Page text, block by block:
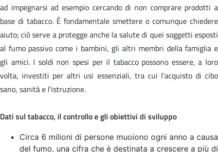
ad impegnarsi ad esempio cercando di non comprare prodotti a
base di tabacco. È fondamentale smettere o comunque chiedere
aiuto; ciò serve a protegge anche la salute di quei soggetti esposti
al fumo passivo come i bambini, gli altri membri della famiglia e
gli amici. I soldi non spesi per il tabacco possono essere, a loro
volta, investiti per altri usi essenziali, tra cui l'acquisto di cibo
sano, sanità e l'istruzione.
Dati sul tabacco, il controllo e gli obiettivi di sviluppo
Circa 6 milioni di persone muoiono ogni anno a causa
del fumo, una cifra che è destinata a crescere a più di